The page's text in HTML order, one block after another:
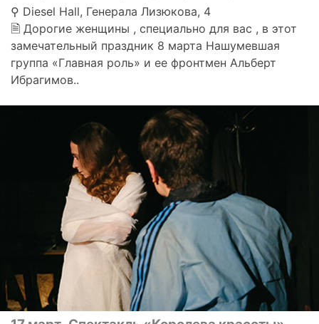
⚲ Diesel Hall, Генерала Лизюкова, 4
🗎 Дорогие женщины , специально для вас , в этот
замечательный праздник 8 марта Нашумевшая
группа «Главная роль» и ее фронтмен Альберт
Ибрагимов..